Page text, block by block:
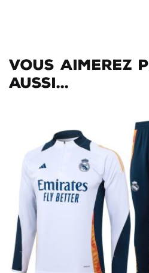
Vous aimerez
aussi...